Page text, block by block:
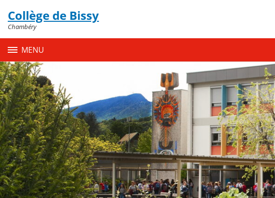
Contenu
Collège de Bissy
Chambéry
MENU